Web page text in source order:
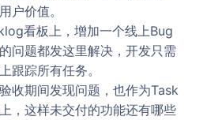
户价值。
看板上，增加一个线上Bug
问题都发这里解决，开发只需
跟踪所有任务。
收期间发现问题，也作为Task
，这样未交付的功能还有哪些